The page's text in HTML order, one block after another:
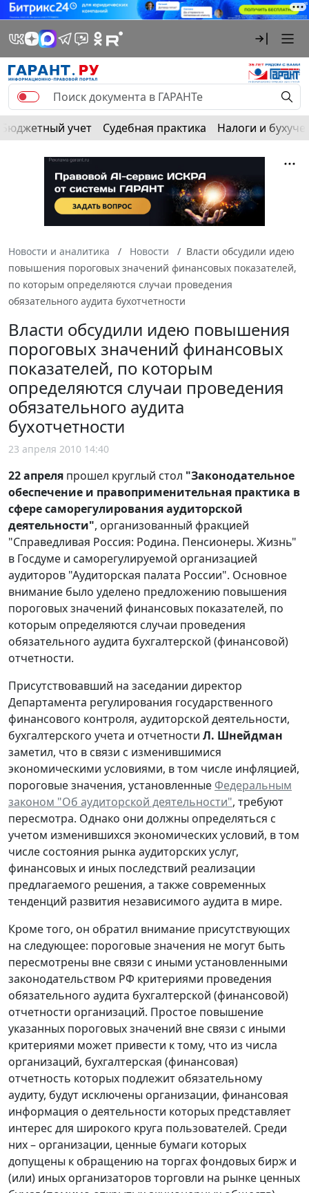
Бюджетный учет Судебная практика Налоги и
Новости и аналитика Новости
Власти обсудили идею
повышения пороговых значений финансовых показателей,
по которым определяются случаи проведения
обязательного аудита бухотчетности
Власти обсудили идею повышения
пороговых значений финансовых
показателей, по которым
определяются случаи проведения
обязательного аудита
бухотчетности
23 апреля 2010 14:40
22 апреля прошел круглый стол "Законодательное
обеспечение и правоприменительная практика в
сфере саморегулирования аудиторской
деятельности", организованный фракцией
"Справедливая Россия: Родина. Пенсионеры. Жизнь"
в Госдуме и саморегулируемой организацией
аудиторов "Аудиторская палата России". Основное
внимание было уделено предложению повышения
пороговых значений финансовых показателей, по
которым определяются случаи проведения
обязательного аудита бухгалтерской (финансовой)
отчетности.
Присутствовавший на заседании директор
Департамента регулирования государственного
финансового контроля, аудиторской деятельности,
бухгалтерского учета и отчетности Л. Шнейдман
заметил, что в связи с изменившимися
экономическими условиями, в том числе инфляцией,
пороговые значения, установленныеФедеральным
законом "Об аудиторской деятельности", требуют
пересмотра. Однако они должны определяться с
учетом изменившихся экономических условий, в том
числе состояния рынка аудиторских услуг,
финансовых и иных последствий реализации
предлагаемого решения, а также современных
тенденций развития независимого аудита в мире.
Кроме того, он обратил внимание присутствующих
на следующее: пороговые значения не могут быть
пересмотрены вне связи с иными установленными
законодательством РФ критериями проведения
обязательного аудита бухгалтерской (финансовой)
отчетности организаций. Простое повышение
указанных пороговых значений вне связи с иными
критериями может привести к тому, что из числа
организаций, бухгалтерская (финансовая)
отчетность которых подлежит обязательному
аудиту, будут исключены организации, финансовая
информация о деятельности которых представляет
интерес для широкого круга пользователей. Среди
них – организации, ценные бумаги которых
допущены к обращению на торгах фондовых бирж и
(или) иных организаторов торговли на рынке ценных